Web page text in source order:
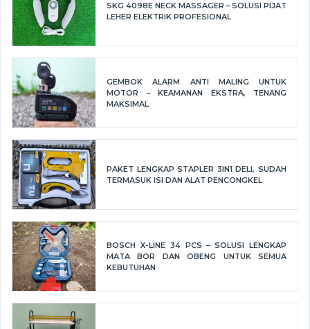
SKG 4098E NECK MASSAGER – SOLUSI PIJAT
LEHER ELEKTRIK PROFESIONAL
GEMBOK ALARM ANTI MALING UNTUK
MOTOR – KEAMANAN EKSTRA, TENANG
MAKSIMAL
PAKET LENGKAP STAPLER 3IN1 DELI, SUDAH
TERMASUK ISI DAN ALAT PENCONGKEL
BOSCH X-LINE 34 PCS – SOLUSI LENGKAP
MATA BOR DAN OBENG UNTUK SEMUA
KEBUTUHAN